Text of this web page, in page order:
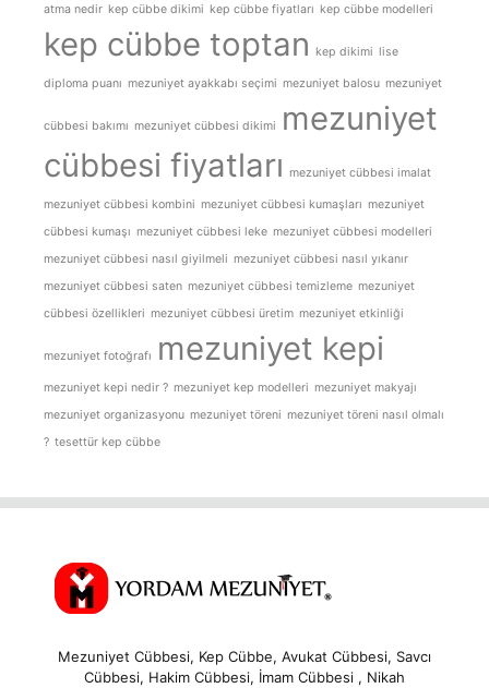
atma nedir kep cübbe dikimi kep cübbe fiyatları kep cübbe modelleri
kep cübbe toptan kep dikimi lise
diploma puanı mezuniyet ayakkabı seçimi mezuniyet balosu mezuniyet
cübbesi bakımı mezuniyet cübbesi dikimi
mezuniyet
cübbesi fiyatları mezuniyet cübbesi imalat
mezuniyet cübbesi kombini mezuniyet cübbesi kumaşları mezuniyet
cübbesi kumaşı mezuniyet cübbesi leke mezuniyet cübbesi modelleri
mezuniyet cübbesi nasıl giyilmeli mezuniyet cübbesi nasıl yıkanır
mezuniyet cübbesi saten mezuniyet cübbesi temizleme mezuniyet
cübbesi özellikleri mezuniyet cübbesi üretim mezuniyet etkinliği
mezuniyet fotoğrafı mezuniyet kepi
mezuniyet kepi nedir ? mezuniyet kep modelleri mezuniyet makyajı
mezuniyet organizasyonu mezuniyet töreni mezuniyet töreni nasıl olmalı
? tesettür kep cübbe
Mezuniyet Cübbesi, Kep Cübbe, Avukat Cübbesi, Savcı
Cübbesi, Hakim Cübbesi, İmam Cübbesi , Nikah